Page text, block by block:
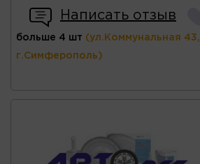
Написать отзыв
больше 4 шт (ул.Коммунальная 43,
г.Симферополь)